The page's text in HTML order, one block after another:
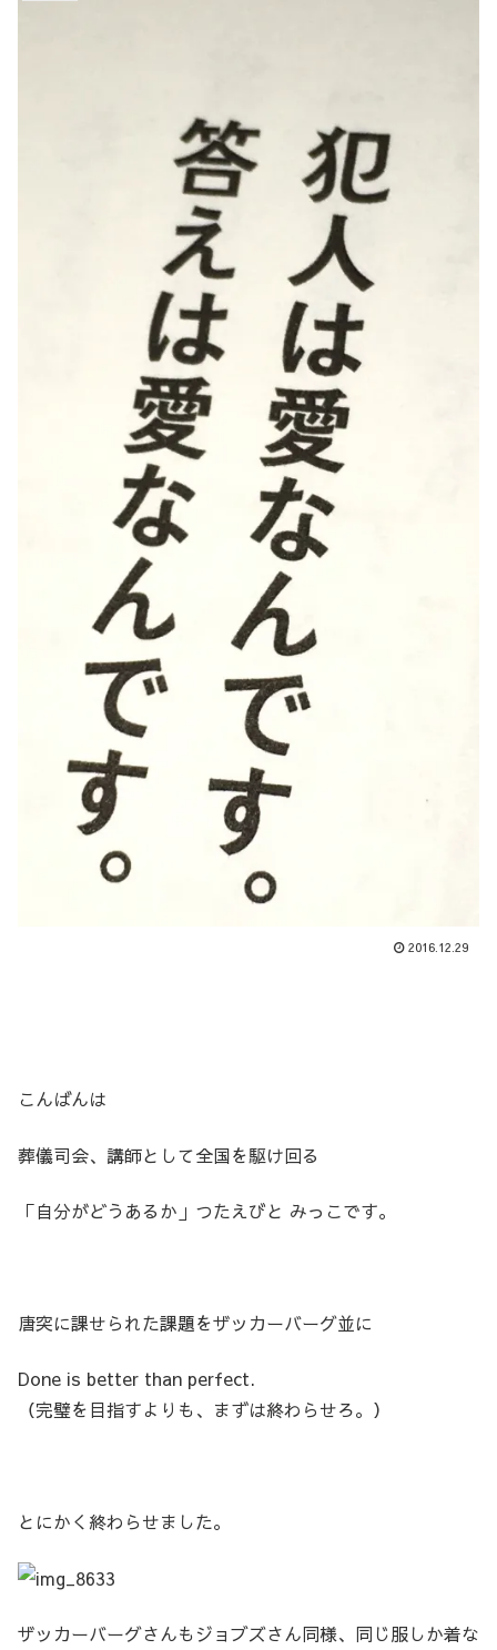
2016.12.29
こんばんは
葬儀司会、講師として全国を駆け回る
「自分がどうあるか」つたえびと みっこです。
唐突に課せられた課題をザッカーバーグ並に
Done is better than perfect.
（完璧を目指すよりも、まずは終わらせろ。）
とにかく終わらせました。
ザッカーバーグさんもジョブズさん同様、同じ服しか着な